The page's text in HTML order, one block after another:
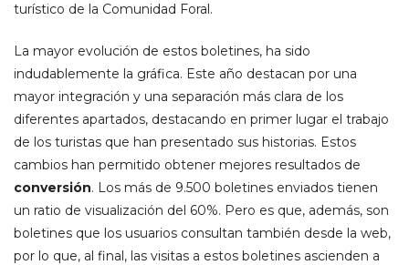
turístico de la Comunidad Foral.
La mayor evolución de estos boletines, ha sido
indudablemente la gráfica. Este año destacan por una
mayor integración y una separación más clara de los
diferentes apartados, destacando en primer lugar el trabajo
de los turistas que han presentado sus historias. Estos
cambios han permitido obtener mejores resultados de
conversión. Los más de 9.500 boletines enviados tienen
un ratio de visualización del 60%. Pero es que, además, son
boletines que los usuarios consultan también desde la web,
por lo que, al final, las visitas a estos boletines ascienden a